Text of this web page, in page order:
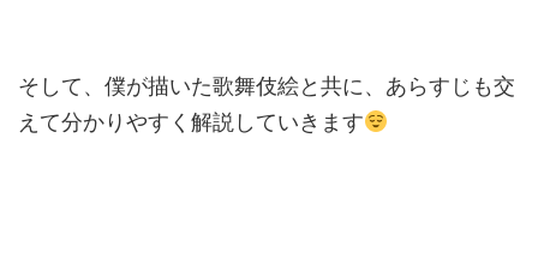
そして、僕が描いた歌舞伎絵と共に、あらすじも交
えて分かりやすく解説していきます